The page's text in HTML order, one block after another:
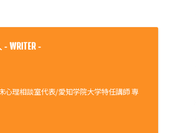
- WRITER -
心理相談室代表/愛知学院大学特任講師 専